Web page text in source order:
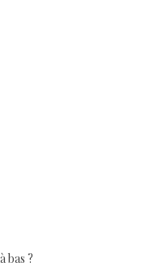
bas ?